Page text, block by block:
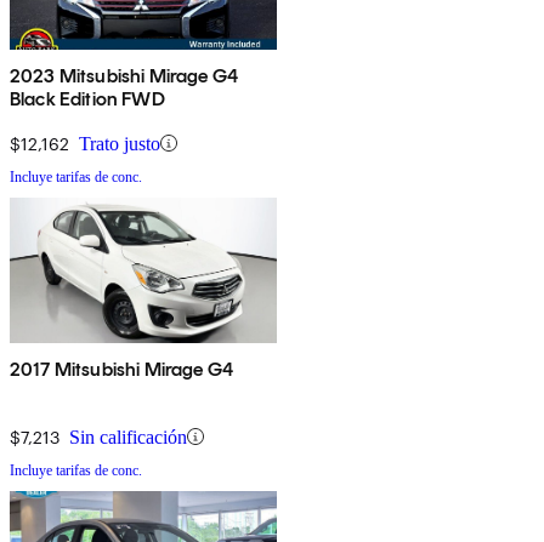
2023 Mitsubishi Mirage G4
Black Edition FWD
$12,162 Trato justo
Incluye tarifas de conc.
2017 Mitsubishi Mirage G4
$7,213 Sin calificación
Incluye tarifas de conc.